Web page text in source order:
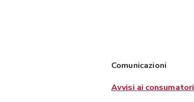
Comunicazioni
Avvisi ai consumatori